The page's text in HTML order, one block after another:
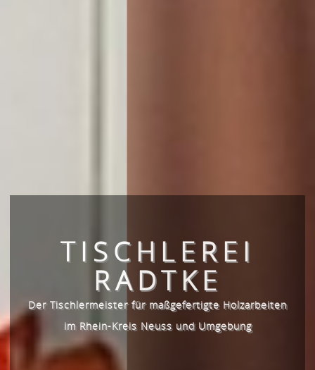
TISCHLEREI
RADTKE
Der Tischlermeister für maßgefertigte Holzarbeiten
im Rhein-Kreis Neuss und Umgebung